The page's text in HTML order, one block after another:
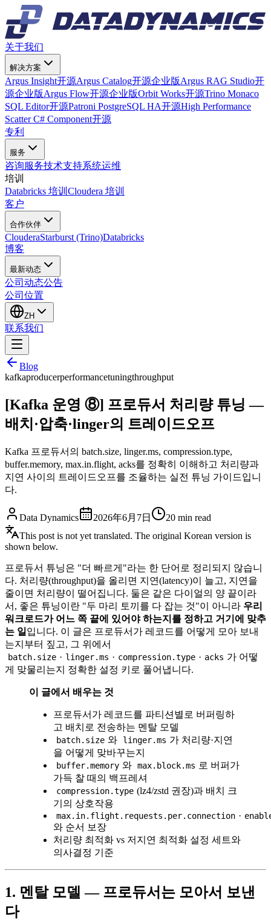
关于我们
解决方案
Argus Insight开源Argus Catalog开源企业版Argus RAG Studio开
源企业版Argus Flow开源企业版Orbit Works开源Trino Monaco
SQL Editor开源Patroni PostgreSQL HA开源High Performance
Scatter C# Component开源
专利
服务
咨询服务技术支持系统运维
培训
Databricks 培训 Cloudera 培训
客户
合作伙伴
ClouderaStarburst (Trino)Databricks
博客
最新动态
公司动态公告
公司位置
ZH
联系我们
Blog
kafkaproducerperformancetuningthroughput
[Kafka 운영 ⑧] 프로듀서 처리량 튜닝 —
배치·압축·linger의 트레이드오프
Kafka 프로듀서의 batch.size, linger.ms, compression.type,
buffer.memory, max.in.flight, acks를 정확히 이해하고 처리량과
지연 사이의 트레이드오프를 조율하는 실전 튜닝 가이드입니
다.
Data Dynamics 2026年6月7日 20 min read
This post is not yet translated. The original Korean version is
shown below.
프로듀서 튜닝은 "더 빠르게"라는 한 단어로 정리되지 않습니
다. 처리량(throughput)을 올리면 지연(latency)이 늘고, 지연을
줄이면 처리량이 떨어집니다. 둘은 같은 다이얼의 양 끝이라
서, 좋은 튜닝이란 "두 마리 토끼를 다 잡는 것"이 아니라 우리
워크로드가 어느 쪽 끝에 있어야 하는지를 정하고 거기에 맞추
는 일 입니다. 이 글은 프로듀서가 레코드를 어떻게 모아 보내
는지부터 짚고, 그 위에서
batch.size · linger.ms · compression.type · acks 가 어떻
게 맞물리는지 정확한 설정 키로 풀어냅니다.
이 글에서 배우는 것
프로듀서가 레코드를 파티션별로 버퍼링하
고 배치로 전송하는 멘탈 모델
batch.size 와 linger.ms 가 처리량·지연
을 어떻게 맞바꾸는지
buffer.memory 와 max.block.ms 로 버퍼가
가득 찰 때의 백프레셔
compression.type (lz4/zstd 권장)과 배치 크
기의 상호작용
max.in.flight.requests.per.connection ·
와 순서 보장
처리량 최적화 vs 저지연 최적화 설정 세트와
의사결정 기준
1. 멘탈 모델 — 프로듀서는 모아서 보낸
다